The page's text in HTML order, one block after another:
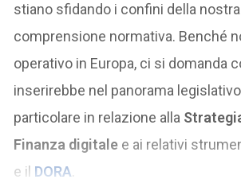
stiano sfidando i confini della
comprensione normativa. Benché
operativo in Europa, ci si domanda
inserirebbe nel panorama legislativo
particolare in relazione alla
Finanza digitale e ai relativi
e il DORA.